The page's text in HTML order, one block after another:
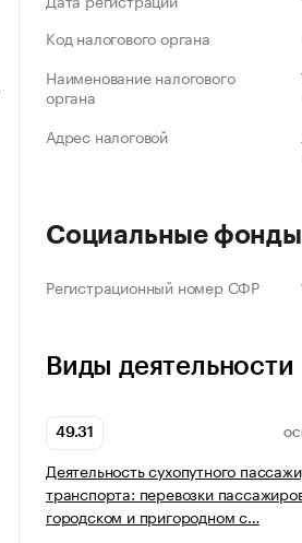
Код налогового органа
Наименование налогового
органа
Адрес налоговой
Социальные фонды
Регистрационный номер СФР
Виды деятельности
49.31
Деятельность сухопутного
транспорта: перевозки
городском и пригородном с…